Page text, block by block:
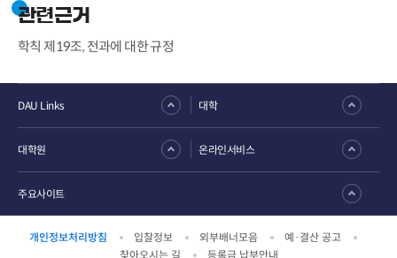
관련근거
학칙 제19조, 전과에 대한 규정
개인정보처리방침 입찰정보 외부배너모음
예·결산 공고
찾아오시는 길
등록금 납부안내
DAU Links 대학
대학원 온라인서비스
주요사이트